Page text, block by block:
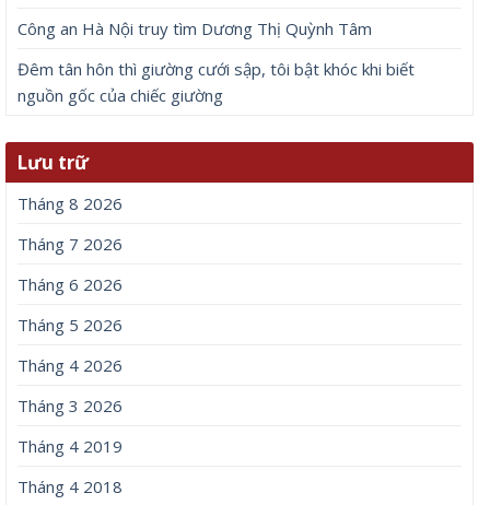
Công an Hà Nội truy tìm Dương Thị Quỳnh Tâm
Đêm tân hôn thì giường cưới sập, tôi bật khóc khi biết
nguồn gốc của chiếc giường
Lưu trữ
Tháng 8 2026
Tháng 7 2026
Tháng 6 2026
Tháng 5 2026
Tháng 4 2026
Tháng 3 2026
Tháng 4 2019
Tháng 4 2018